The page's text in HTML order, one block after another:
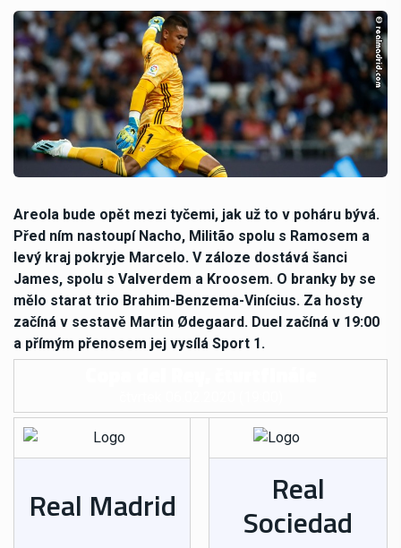
Areola bude opět mezi tyčemi, jak už to v poháru bývá.
Před ním nastoupí Nacho, Militão spolu s Ramosem a
levý kraj pokryje Marcelo. V záloze dostává šanci
James, spolu s Valverdem a Kroosem. O branky by se
mělo starat trio Brahim-Benzema-Vinícius. Za hosty
začíná v sestavě Martin Ødegaard. Duel začíná v 19:00
a přímým přenosem jej vysílá Sport 1.
Real Madrid Real
Sociedad